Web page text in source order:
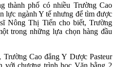
thành phố có nhiều Trường Cao
lực ngành Y tế nhưng để tìm được
Nông Thị Tiến cho biết, Trường
trong những lựa chọn hàng đầu
Cao đẳng Y Dược Pasteur
với chương trình học Văn bằng 2